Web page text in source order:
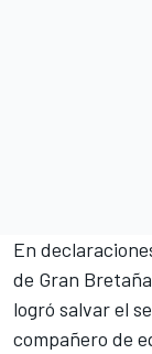
En
de Gran
logró salvar el
compañero de